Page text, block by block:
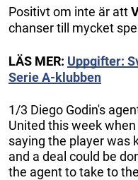
Positivt om inte är att
chanser till mycket
LÄS MER: Uppgifter:
Serie A-klubben
1/3 Diego Godin's
United this week
saying the player was
and a deal could be
the agent to take to